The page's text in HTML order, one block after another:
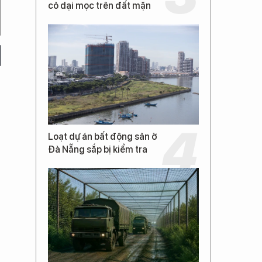
cỏ dại mọc trên đất mặn
Loạt dự án bất động sản ở
Đà Nẵng sắp bị kiểm tra